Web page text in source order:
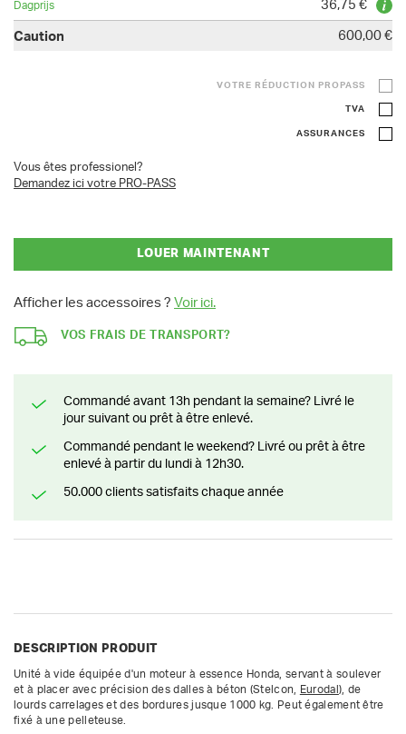
36,75 €
600,00 €
VOTRE RÉDUCTION PROPASS
TVA
ASSURANCES
Vous êtes professionel?
Demandez ici votre PRO-PASS
LOUER MAINTENANT
Afficher les accessoires ? Voir ici.
VOS FRAIS DE TRANSPORT?
Commandé avant 13h pendant la semaine? Livré le
jour suivant ou prêt à être enlevé.
Commandé pendant le weekend? Livré ou prêt à être
enlevé à partir du lundi à 12h30.
50.000 clients satisfaits chaque année
DESCRIPTION PRODUIT
Unité à vide équipée d'un moteur à essence Honda, servant à soulever
et à placer avec précision des dalles à béton (Stelcon,
Eurodal ), de
lourds carrelages et des bordures jusque 1000 kg. Peut également être
fixé à une pelleteuse.